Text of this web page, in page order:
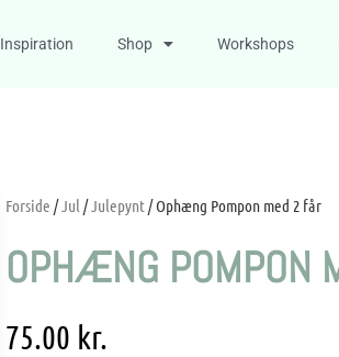
Inspiration Shop Workshops
Forside /Jul /Julepynt/ Ophæng Pompon med 2 får
OPHÆNG POMPON
75.00 kr.